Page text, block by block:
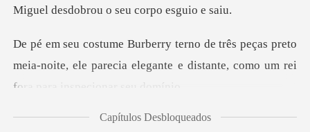
Históricoou o seu corpo
preto
meia-noite, ele parecia elegante e distant
um m Capítulos Desbloqueados